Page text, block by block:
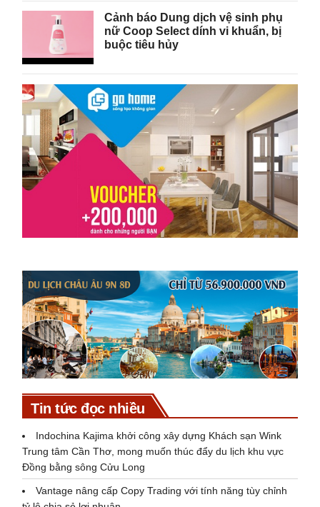
Cảnh báo Dung dịch vệ sinh phụ
nữ Coop Select dính vi khuẩn, bị
buộc tiêu hủy
Tin tức đọc nhiều
Indochina Kajima khởi công xây dựng Khách sạn Wink
Trung tâm Cần Thơ, mong muốn thúc đẩy du lịch khu vực
Đồng bằng sông Cửu Long
Vantage nâng cấp Copy Trading với tính năng tùy chỉnh